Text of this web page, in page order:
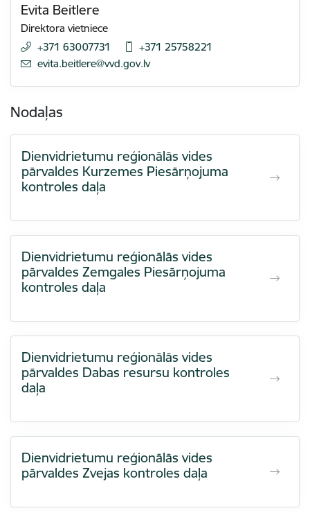
Evita Beitlere
Direktora vietniece
+371 63007731
+371 25758221
E-pasts:
evita.beitlere@vvd.gov.lv
Nodaļas
Dienvidrietumu reģionālās vides
pārvaldes Kurzemes Piesārņojuma
kontroles daļa
Dienvidrietumu reģionālās vides
pārvaldes Zemgales Piesārņojuma
kontroles daļa
Dienvidrietumu reģionālās vides
pārvaldes Dabas resursu kontroles
daļa
Dienvidrietumu reģionālās vides
pārvaldes Zvejas kontroles daļa